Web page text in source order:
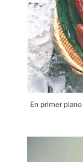
En primer plano